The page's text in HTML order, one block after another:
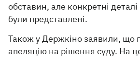
обставин, але конкретні деталі
були представлені.
Також у Держкіно заявили, що
апеляцію на рішення суду. На